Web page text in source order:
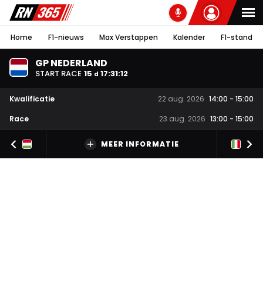
Home F1-nieuws Max Verstappen Kalender F1-stand
GP NEDERLAND
START RACE 15 d 17:31:11
Kwalificatie 22 aug. 2026 14:00 - 15:00
Race
23 aug. 2026 13:00 - 15:00
MEER INFORMATIE